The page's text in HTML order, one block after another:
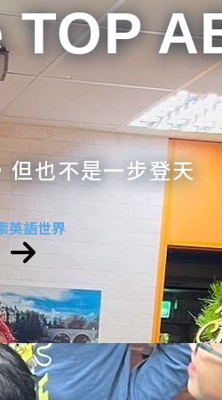
但也不是一步登天
英語世界